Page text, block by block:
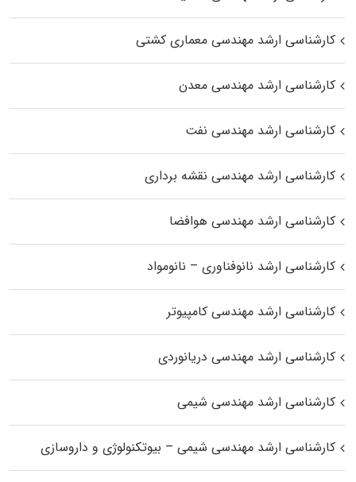
کارشناسی ارشد مهندسی معماری کشتی
کارشناسی ارشد مهندسی معدن
کارشناسی ارشد مهندسی نفت
کارشناسی ارشد مهندسی نقشه برداری
کارشناسی ارشد مهندسی هوافضا
کارشناسی ارشد نانوفناوری – نانومواد
کارشناسی ارشد مهندسی کامپیوتر
کارشناسی ارشد مهندسی دریانوردی
کارشناسی ارشد مهندسی شیمی
کارشناسی ارشد مهندسی شیمی – بیوتکنولوژی و داروسازی